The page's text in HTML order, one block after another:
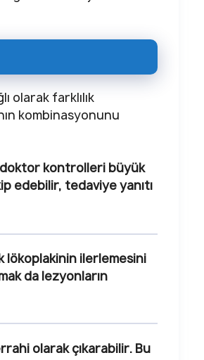
olarak farklılık
kombinasyonunu
kontrolleri büyük
edebilir, tedaviye yanıtı
lökoplakinin ilerlemesini
da lezyonların
olarak çıkarabilir. Bu